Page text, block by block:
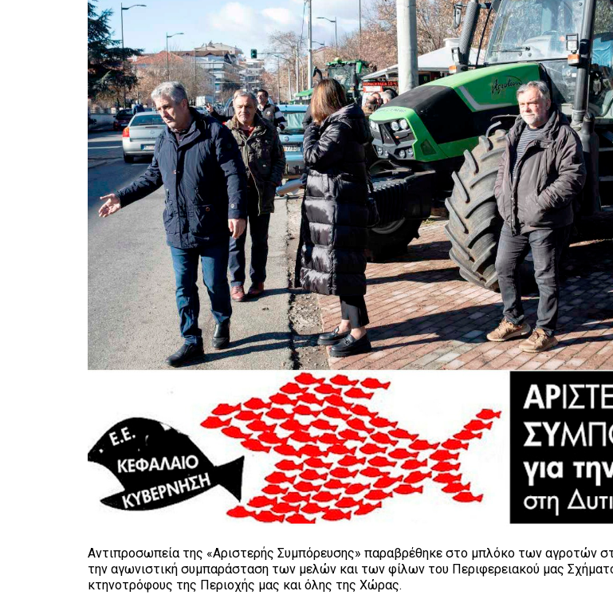
Αντιπροσωπεία της «Αριστερής Συμπόρευσης» παραβρέθηκε στο μπλόκο των αγροτών
την αγωνιστική συμπαράσταση των μελών και των φίλων του Περιφερειακού μας
κτηνοτρόφους της Περιοχής μας και όλης της Χώρας.